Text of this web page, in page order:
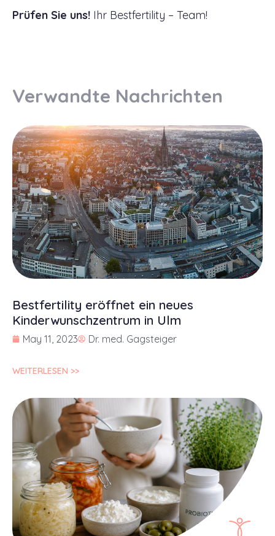
Prüfen Sie uns! Ihr Bestfertility – Team!
Verwandte Nachrichten
Bestfertility eröffnet ein neues
Kinderwunschzentrum in Ulm
May 11, 2023 Dr. med. Gagsteiger
WEITERLESEN >>